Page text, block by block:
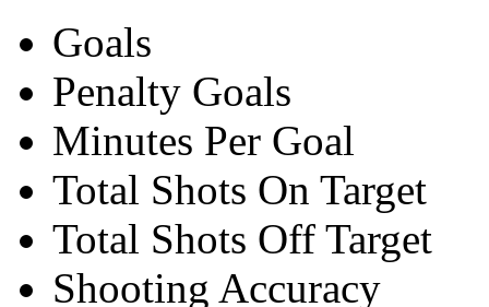
Goals
Penalty Goals
Minutes Per Goal
Total Shots On Target
Total Shots Off Target
Shooting Accuracy